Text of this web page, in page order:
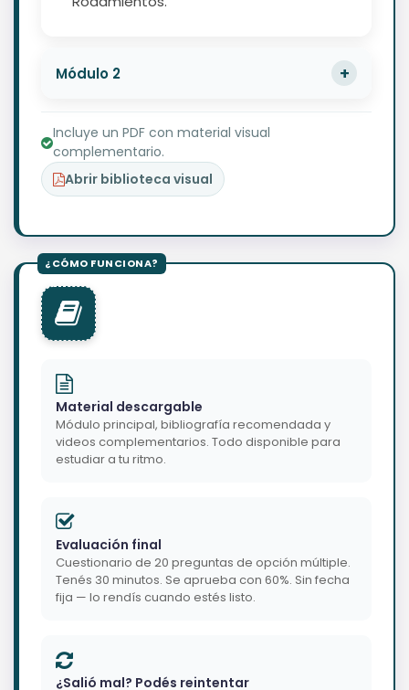
Módulo 2
Incluye un PDF con material visual
complementario.
Abrir biblioteca visual
Material descargable
Módulo principal, bibliografía recomendada y
videos complementarios. Todo disponible para
estudiar a tu ritmo.
Evaluación final
Cuestionario de 20 preguntas de opción múltiple.
Tenés 30 minutos. Se aprueba con 60%. Sin fecha
fija — lo rendís cuando estés listo.
¿Salió mal? Podés reintentar